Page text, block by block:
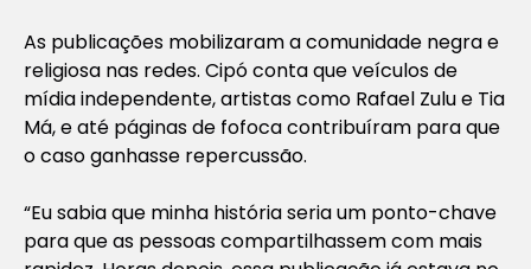
As publicações mobilizaram a comunidade negra e
religiosa nas redes. Cipó conta que veículos de
mídia independente, artistas como Rafael Zulu e Tia
Má, e até páginas de fofoca contribuíram para que
o caso ganhasse repercussão.
“Eu sabia que minha história seria um ponto-chave
para que as pessoas compartilhassem com mais